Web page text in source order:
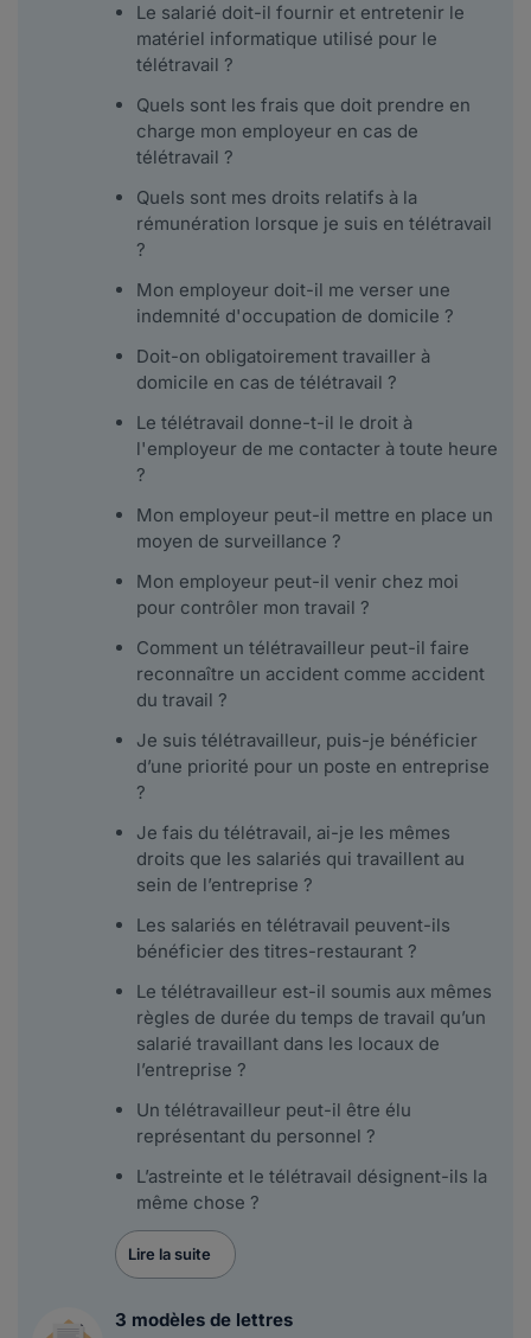
Le salarié doit-il fournir et entretenir le
matériel informatique utilisé pour le
télétravail ?
Quels sont les frais que doit prendre en
charge mon employeur en cas de
télétravail ?
Quels sont mes droits relatifs à la
rémunération lorsque je suis en télétravail
?
Mon employeur doit-il me verser une
indemnité d'occupation de domicile ?
Doit-on obligatoirement travailler à
domicile en cas de télétravail ?
Le télétravail donne-t-il le droit à
l'employeur de me contacter à toute heure
?
Mon employeur peut-il mettre en place un
moyen de surveillance ?
Mon employeur peut-il venir chez moi
pour contrôler mon travail ?
Comment un télétravailleur peut-il faire
reconnaître un accident comme accident
du travail ?
Je suis télétravailleur, puis-je bénéficier
d’une priorité pour un poste en entreprise
?
Je fais du télétravail, ai-je les mêmes
droits que les salariés qui travaillent au
sein de l’entreprise ?
Les salariés en télétravail peuvent-ils
bénéficier des titres-restaurant ?
Le télétravailleur est-il soumis aux mêmes
règles de durée du temps de travail qu’un
salarié travaillant dans les locaux de
l’entreprise ?
Un télétravailleur peut-il être élu
représentant du personnel ?
L’astreinte et le télétravail désignent-ils la
même chose ?
Lire la suite
3 modèles de lettres